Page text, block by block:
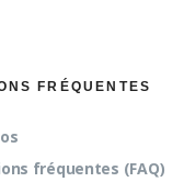
FRÉQUENTES
fréquentes (FAQ)